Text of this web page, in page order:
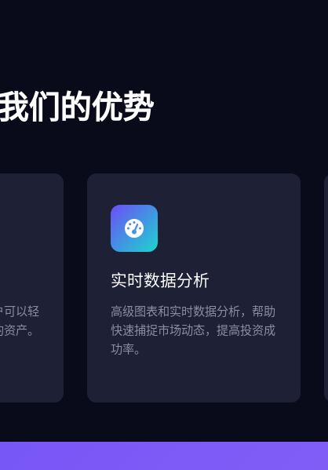
们的优势
可以轻
产。
实时数据分析
高级图表和实时数据分析，帮助
快速捕捉市场动态，提高投资成
功率。